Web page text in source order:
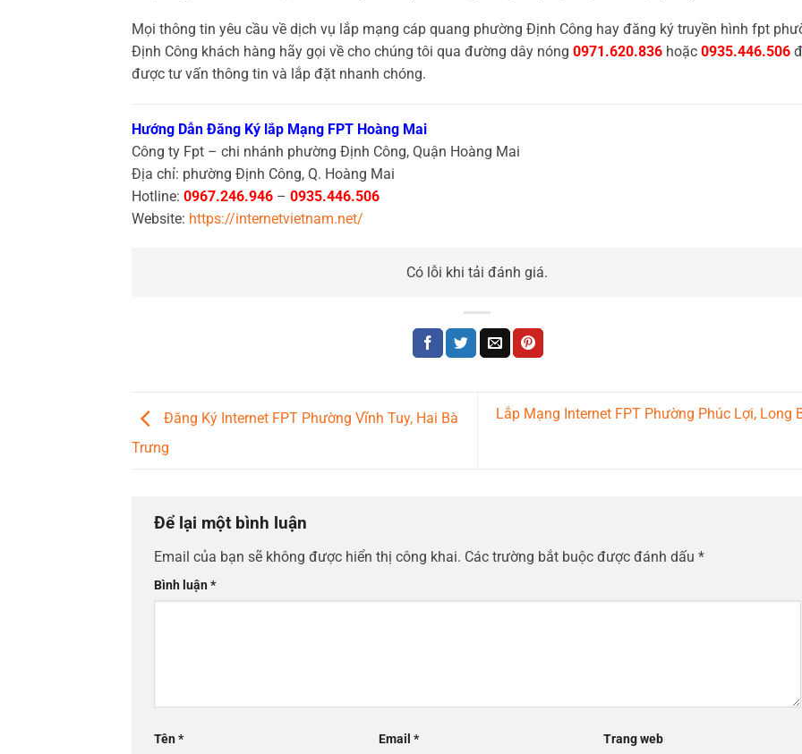
Mọi thông tin yêu cầu về dịch vụ lắp mạng cáp quang phường Định Công hay đăng ký truyền hình fpt
Định Công khách hàng hãy gọi về cho chúng tôi qua đường dây nóng 0971.620.836 hoặc 0935.446.506
được tư vấn thông tin và lắp đặt nhanh chóng.
Hướng Dẫn Đăng Ký lắp Mạng FPT Hoàng Mai
Công ty Fpt – chi nhánh phường Định Công, Quận Hoàng Mai
Địa chỉ: phường Định Công, Q. Hoàng Mai
Hotline: 0967.246.946 – 0935.446.506
Website: https://internetvietnam.net/
Có lỗi khi tải đánh giá.
Đăng Ký Internet FPT Phường Vĩnh Tuy, Hai Bà
Trưng
Lắp Mạng Internet FPT Phường Phúc Lợi, Long
Để lại một bình luận
Email của bạn sẽ không được hiển thị công khai. Các trường bắt buộc được đánh dấu *
Bình luận*
Tên* Email * Trang web